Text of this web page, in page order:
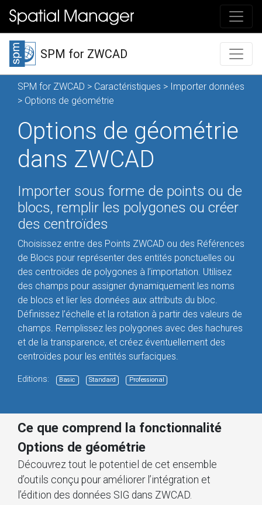
SPM for ZWCAD
SPM for ZWCAD > Caractéristiques > Importer données
> Options de géométrie
Options de géométrie
dans ZWCAD
Importer sous forme de points ou de
blocs, remplir les polygones ou créer
des centroïdes
Choisissez entre des Points ZWCAD ou des Références
de Blocs pour représenter des entités ponctuelles ou
des centroïdes de polygones à l’importation. Utilisez
des champs pour assigner dynamiquement les noms
de blocs et lier les données aux attributs du bloc.
Définissez l’échelle et la rotation à partir des valeurs de
champs. Remplissez les polygones avec des hachures
et de la transparence, et créez éventuellement des
centroïdes pour les entités surfaciques.
Editions: Basic Standard Professional
Ce que comprend la fonctionnalité
Options de géométrie
Découvrez tout le potentiel de cet ensemble
d’outils conçu pour améliorer l’intégration et
l’édition des données SIG dans ZWCAD.